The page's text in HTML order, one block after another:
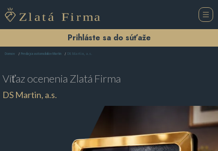
Prihláste sa do súťaže
Domov Predajca automobilov Martin DS Martin, a.s.
Víťaz ocenenia Zlatá Firma
DS Martin, a.s.